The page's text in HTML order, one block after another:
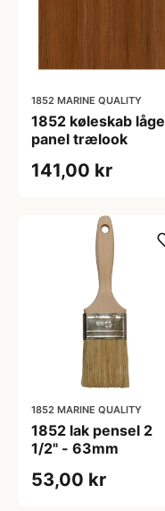
1852 MARINE QUALITY
1852 køleskab låge
panel trælook
141,00 kr
1852 MARINE QUALITY
1852 lak pensel 2
1/2" - 63mm
53,00 kr